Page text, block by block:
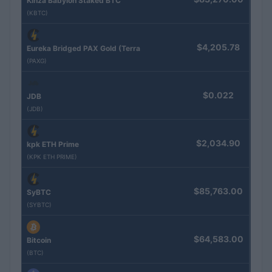
(KBTC)
Eureka Bridged PAX Gold (Terra
(PAXG)
$4,205.78
JDB
(JDB)
$0.022
kpk ETH Prime
(KPK ETH PRIME)
$2,034.90
SyBTC
(SYBTC)
$85,763.00
Bitcoin
(BTC)
$64,583.00